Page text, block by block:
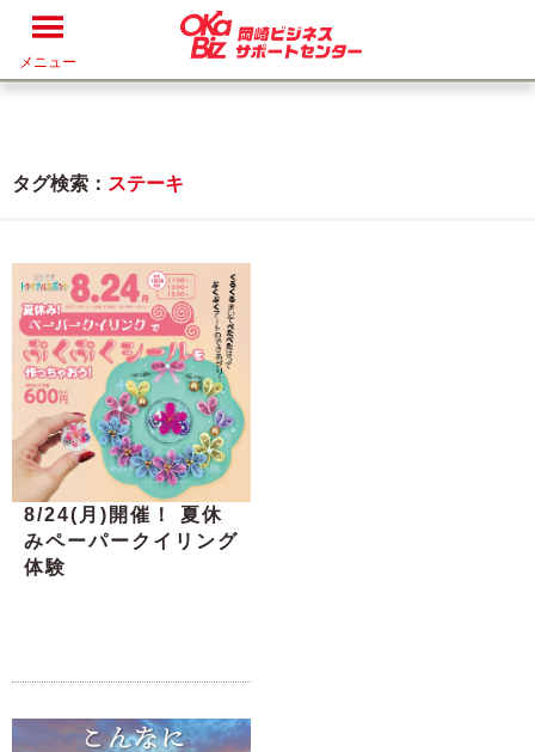
メニュー
タグ検索： ステーキ
8/24(月)開催！ 夏休
みペーパークイリング
体験